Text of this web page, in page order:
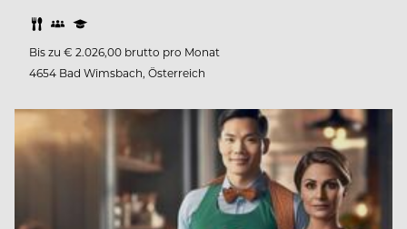
Bis zu € 2.026,00 brutto pro Monat
4654 Bad Wimsbach, Österreich